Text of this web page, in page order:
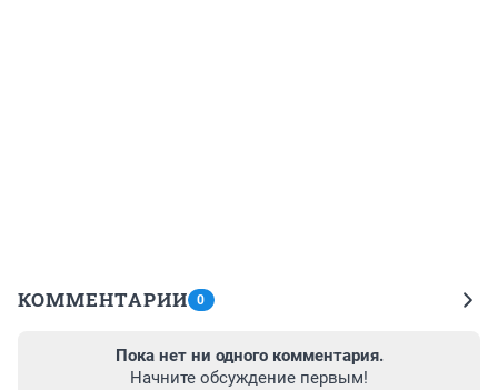
КОММЕНТАРИИ 0
Пока нет ни одного комментария.
Начните обсуждение первым!